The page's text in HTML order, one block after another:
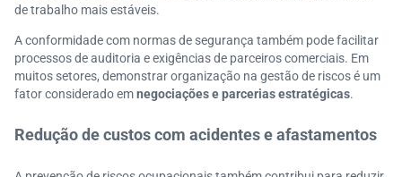
de trabalho mais estáveis.
A conformidade com normas de segurança também pode facilitar
processos de auditoria e exigências de parceiros comerciais. Em
muitos setores, demonstrar organização na gestão de riscos é um
fator considerado emnegociações e parcerias estratégicas.
Redução de custos com acidentes e afastamentos